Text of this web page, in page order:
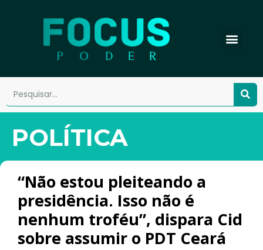
POLÍTICA
“Não estou pleiteando a
presidência. Isso não é
nenhum troféu”, dispara Cid
sobre assumir o PDT Ceará